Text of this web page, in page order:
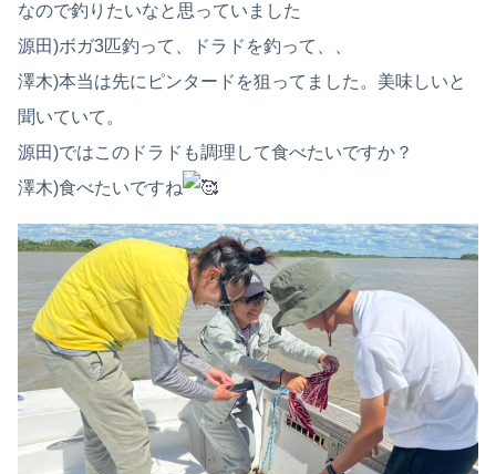
なので釣りたいなと思っていました
源田)ボガ3匹釣って、ドラドを釣って、、
澤木)本当は先にピンタードを狙ってました。美味しいと
聞いていて。
源田)ではこのドラドも調理して食べたいですか？
澤木)食べたいですね